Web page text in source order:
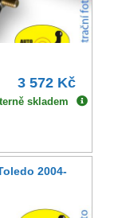
3 572 Kč
skladem
2004-